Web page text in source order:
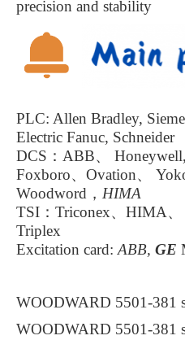
precision and stability
PLC: Allen Bradley,
Electric Fanuc, Schneider
DCS：ABB、
Foxboro、Ovation、
Woodword， HIMA
TSI：Triconex、HIMA、
Triplex
Excitation card: ABB, GE
WOODWARD 5501-381
WOODWARD 5501-381